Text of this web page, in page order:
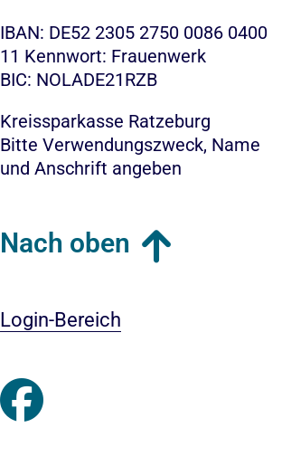
IBAN: DE52 2305 2750 0086 0400
11 Kennwort: Frauenwerk
BIC: NOLADE21RZB
Kreissparkasse Ratzeburg
Bitte Verwendungszweck, Name
und Anschrift angeben
Nach oben
Login-Bereich